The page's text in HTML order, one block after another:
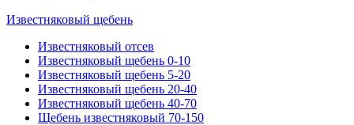
Известняковый щебень
Известняковый отсев
Известняковый щебень 0-10
Известняковый щебень 5-20
Известняковый щебень 20-40
Известняковый щебень 40-70
Щебень известняковый 70-150